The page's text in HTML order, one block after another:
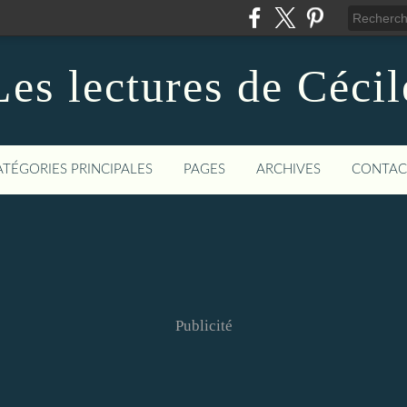
lectures de
PRINCIPALES PAGES ARCHIVES
Publicité